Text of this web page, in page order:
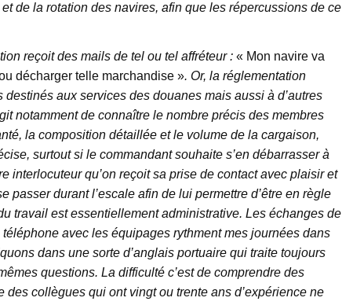
de la rotation des navires, afin que les répercussions de ce
reçoit des mails de tel ou tel affréteur : « Mon navire va
décharger telle marchandise ». Or, la réglementation
aux services des douanes mais aussi à d’autres
notamment de connaître le nombre précis des membres
la composition détaillée et le volume de la cargaison,
surtout si le commandant souhaite s’en débarrasser à
interlocuteur qu’on reçoit sa prise de contact avec plaisir et
passer durant l’escale afin de lui permettre d’être en règle
travail est essentiellement administrative. Les échanges de
avec les équipages rythment mes journées dans
dans une sorte d’anglais portuaire qui traite toujours
questions. La difficulté c’est de comprendre des
collègues qui ont vingt ou trente ans d’expérience ne